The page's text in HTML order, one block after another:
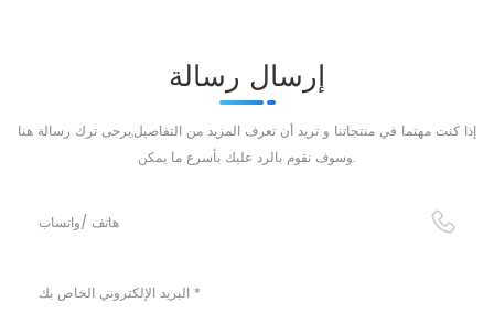
إرسال رسالة
إذا كنت مهتما في منتجاتنا و تريد أن تعرف المزيد من التفاصيل,يرجى ترك رسالة هنا
وسوف نقوم بالرد عليك بأسرع ما يمكن.